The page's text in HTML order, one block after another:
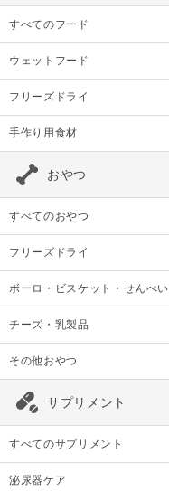
すべてのフード
ウェットフード
フリーズドライ
手作り用食材
おやつ
すべてのおやつ
フリーズドライ
ボーロ・ビスケット・せんべい
チーズ・乳製品
その他おやつ
サプリメント
すべてのサプリメント
泌尿器ケア